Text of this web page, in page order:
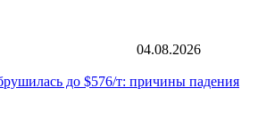
04.08.2026
до $576/т: причины падения